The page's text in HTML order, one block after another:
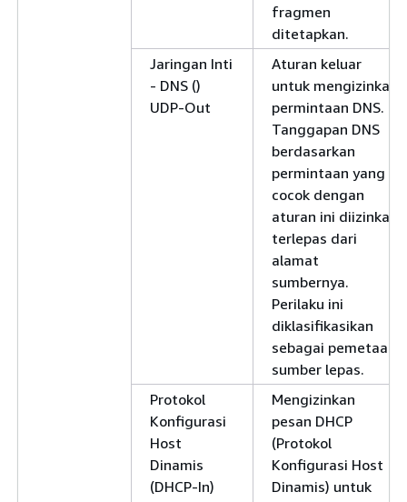
fragmen
ditetapkan.
Jaringan Inti
- DNS ()
UDP-Out
Aturan keluar
untuk mengizinkan
permintaan DNS.
Tanggapan DNS
berdasarkan
permintaan yang
cocok dengan
aturan ini diizinkan
terlepas dari
alamat
sumbernya.
Perilaku ini
diklasifikasikan
sebagai pemetaan
sumber lepas.
Protokol
Konfigurasi
Host
Dinamis
(DHCP-In)
Mengizinkan
pesan DHCP
(Protokol
Konfigurasi Host
Dinamis) untuk